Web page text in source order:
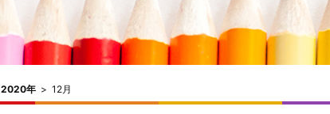
2020年 > 12月